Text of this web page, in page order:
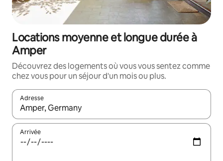
Locations moyenne et longue durée à
Amper
Découvrez des logements où vous vous sentez comme
chez vous pour un séjour d'un mois ou plus.
Adresse
Lorsque les résultats s'affichent, utilisez les flèches vers le
Arrivée